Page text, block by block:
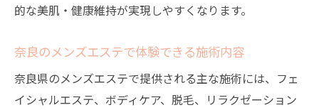
的な美肌・健康維持が実現しやすくなります。
奈良のメンズエステで体験できる施術内容
奈良県のメンズエステで提供される主な施術には、フェ
イシャルエステ、ボディケア、脱毛、リラクゼーション